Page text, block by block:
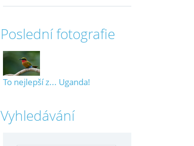
Poslední fotografie
To nejlepší z... Uganda!
Vyhledávání